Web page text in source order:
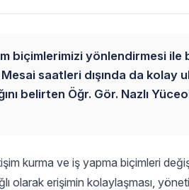
biçimlerimizi yönlendirmesi ile
saatleri dışında da kolay
belirten Öğr. Gör. Nazlı
kurma ve iş yapma biçimleri
olarak erişimin kolaylaşması,